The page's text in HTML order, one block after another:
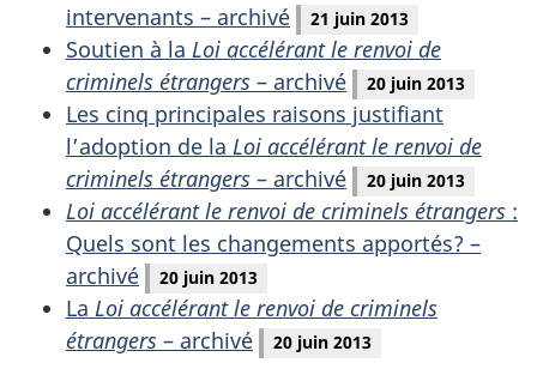
intervenants – archivé
21 juin 2013
Soutien à la Loi accélérant le renvoi de
criminels étrangers – archivé 20 juin 2013
Les cinq principales raisons justifiant
l’adoption de la Loi accélérant le renvoi de
criminels étrangers – archivé 20 juin 2013
Loi accélérant le renvoi de criminels étrangers :
Quels sont les changements apportés? –
archivé
20 juin 2013
La Loi accélérant le renvoi de criminels
étrangers – archivé 20 juin 2013